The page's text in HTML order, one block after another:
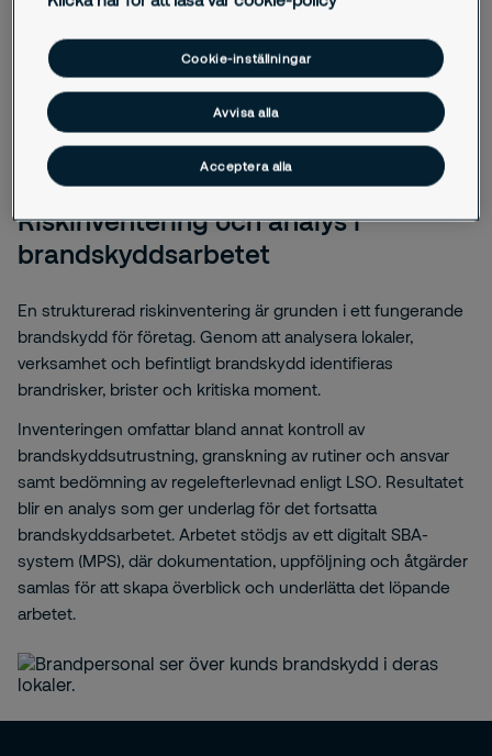
åtgärder. Det gör det enklare att arbeta förebyggande och
säkerställa att regelefterlevnad uppnås i praktiken.
Stärka brandskyddet
Riskinventering och analys i
brandskyddsarbetet
En strukturerad riskinventering är grunden i ett fungerande
brandskydd för företag. Genom att analysera lokaler,
verksamhet och befintligt brandskydd identifieras
brandrisker, brister och kritiska moment.
Inventeringen omfattar bland annat kontroll av
brandskyddsutrustning, granskning av rutiner och ansvar
samt bedömning av regelefterlevnad enligt LSO. Resultatet
blir en analys som ger underlag för det fortsatta
brandskyddsarbetet. Arbetet stödjs av ett digitalt SBA-
system (MPS), där dokumentation, uppföljning och åtgärder
samlas för att skapa överblick och underlätta det löpande
arbetet.
Cookie-inställningar
Avvisa alla
Acceptera alla